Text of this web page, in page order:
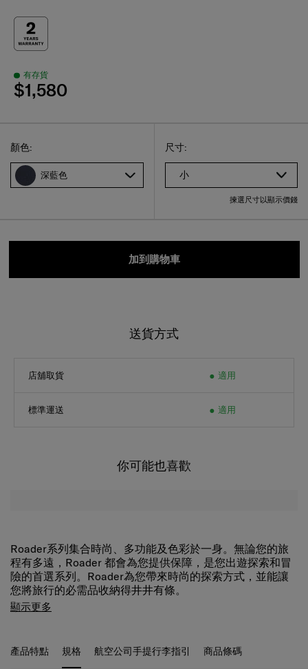
有存貨
$1,580
選擇尺碼
Select
尺寸:
小
揀選尺寸以顯示價錢
Select
顏色:
深藍色
加到購物車
送貨方式
店舖取貨 適用
標準運送 適用
你可能也喜歡
Roader系列集合時尚、多功能及色彩於一身。無論您的旅
程有多遠，Roader 都會為您提供保障，是您出遊探索和冒
險的首選系列。Roader為您帶來時尚的探索方式，並能讓
您將旅行的必需品收納得井井有條。
Roader 採用由 100% 回收 PET 瓶及Recyclex™循環再生技
顯示更多
產品特點 規格 航空公司手提行李指引 商品條碼